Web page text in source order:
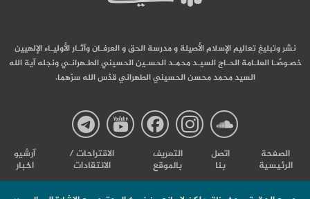
نشر وتبليغ تعاليم الإسلام الأصيلة و مدرسة الحق و العرفـان وآثـار الأوليـاء الإلهيين
خصـوصًـا العلـامة الحـاج السيـد محمـد الحسـين الحسيني الطـهرانـي ونجله آية الله
السيد محمد محسن الحسيني الطهراني قدّس الله سرّهما.
صفحة
صفحة
صفحة
صفحة
الصفحة
الرئيسية
اتصل
بنا
التعریف
بالموقع
الاقتراحات /
الانتقادات
آرشیو
اخبار